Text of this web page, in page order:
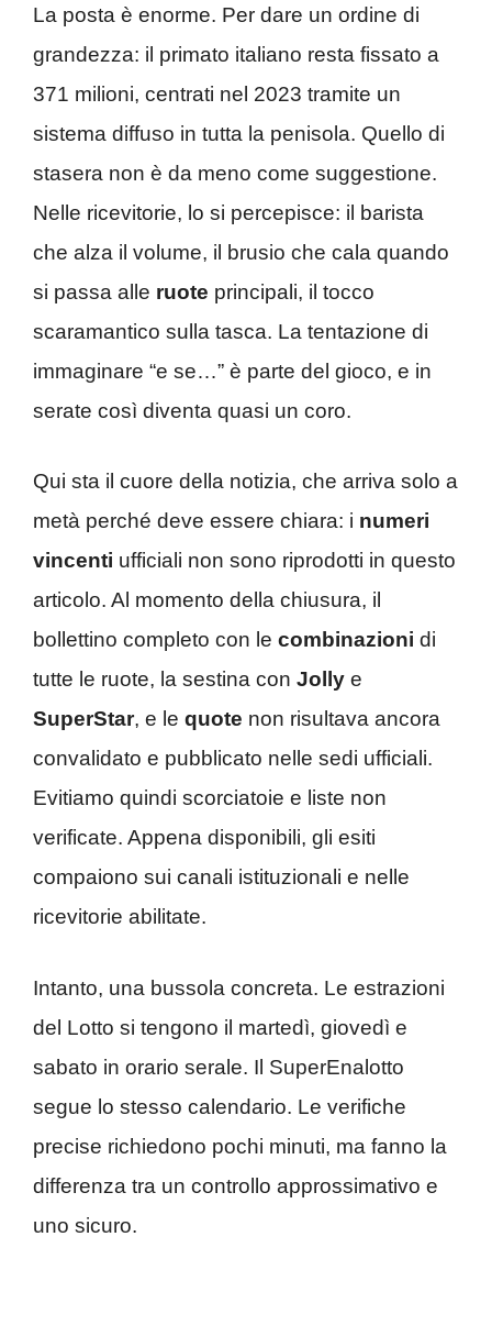
La posta è enorme. Per dare un ordine di
grandezza: il primato italiano resta fissato a
371 milioni, centrati nel 2023 tramite un
sistema diffuso in tutta la penisola. Quello di
stasera non è da meno come suggestione.
Nelle ricevitorie, lo si percepisce: il barista
che alza il volume, il brusio che cala quando
si passa alle ruote principali, il tocco
scaramantico sulla tasca. La tentazione di
immaginare “e se…” è parte del gioco, e in
serate così diventa quasi un coro.
Qui sta il cuore della notizia, che arriva solo a
metà perché deve essere chiara: i numeri
vincenti ufficiali non sono riprodotti in questo
articolo. Al momento della chiusura, il
bollettino completo con le combinazioni di
tutte le ruote, la sestina con Jolly e
SuperStar, e le quote non risultava ancora
convalidato e pubblicato nelle sedi ufficiali.
Evitiamo quindi scorciatoie e liste non
verificate. Appena disponibili, gli esiti
compaiono sui canali istituzionali e nelle
ricevitorie abilitate.
Intanto, una bussola concreta. Le estrazioni
del Lotto si tengono il martedì, giovedì e
sabato in orario serale. Il SuperEnalotto
segue lo stesso calendario. Le verifiche
precise richiedono pochi minuti, ma fanno la
differenza tra un controllo approssimativo e
uno sicuro.